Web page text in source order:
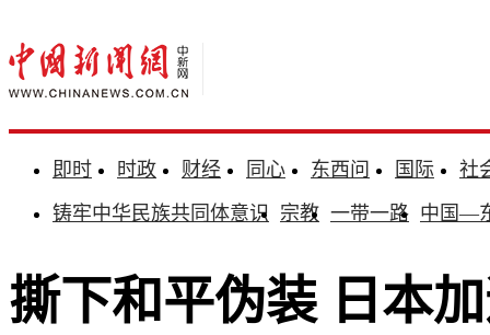
即时 时政 财经 同心 东西问 国际
社
铸牢中华民族共同体意识 宗教 一带一路 中国—
撕下和平伪装 日本